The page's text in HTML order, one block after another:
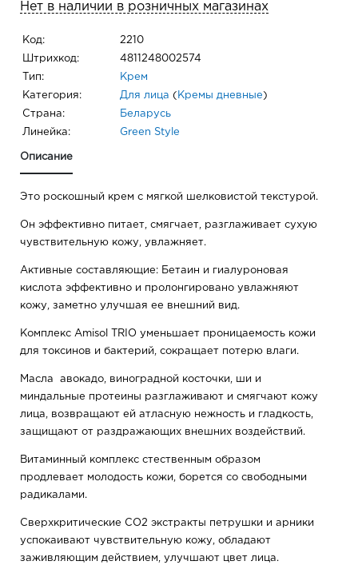
Нет в наличии в розничных магазинах
Код: 2210
Штрихкод: 4811248002574
Тип: Крем
Категория: Для лица ( Кремы дневные )
Страна: Беларусь
Линейка: Green Style
Описание
Это роскошный крем с мягкой шелковистой текстурой.
Он эффективно питает, смягчает, разглаживает сухую
чувствительную кожу, увлажняет.
Активные составляющие: Бетаин и гиалуроновая
кислота эффективно и пролонгировано увлажняют
кожу, заметно улучшая ее внешний вид.
Комплекс Amisol TRIO уменьшает проницаемость кожи
для токсинов и бактерий, сокращает потерю влаги.
Масла авокадо, виноградной косточки, ши и
миндальные протеины разглаживают и смягчают кожу
лица, возвращают ей атласную нежность и гладкость,
защищают от раздражающих внешних воздействий.
Витаминный комплекс стественным образом
продлевает молодость кожи, борется со свободными
радикалами.
Сверхкритические СО2 экстракты петрушки и арники
успокаивают чувствительную кожу, обладают
заживляющим действием, улучшают цвет лица.